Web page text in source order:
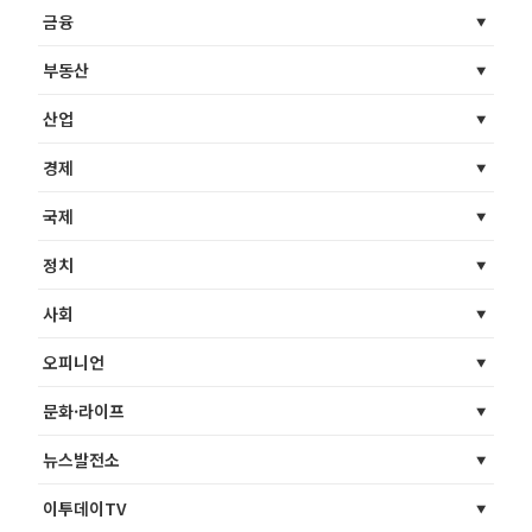
금융
부동산
산업
경제
국제
정치
사회
오피니언
문화·라이프
뉴스발전소
이투데이TV